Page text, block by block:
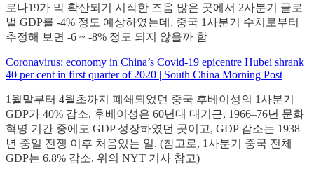
로나19가 막 확산되기 시작한 즈음 많은 곳에서 2사분기 글로
벌 GDP를 -4% 정도 예상하였는데, 중국 1사분기 수치로부터
추정해 보면 -6 ~ -8% 정도 되지 않을까 함
Coronavirus: economy in China’s Covid-19 epicentre Hubei shrank
40 per cent in first quarter of 2020 | South China Morning Post
1월말부터 4월초까지 폐쇄되었던 중국 후베이성의 1사분기
GDP가 40% 감소. 후베이성은 60년대 대기근, 1966–76년 문화
혁명 기간 중에도 GDP 성장하였던 곳이고, GDP 감소는 1938
년 중일 전쟁 이후 처음있는 일. (참고로, 1사분기 중국 전체
GDP는 6.8% 감소. 위의 NYT 기사 참고)